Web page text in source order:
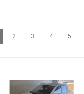
2 3 4 5